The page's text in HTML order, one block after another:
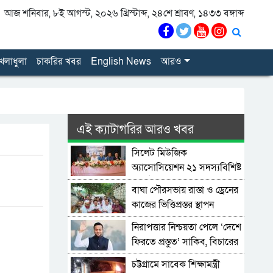
আজ শনিবার, ৮ই আগস্ট, ২০২৬ খ্রিস্টাব্দ, ২৪শে শ্রাবণ, ১৪৩৩ বঙ্গাব্দ
চাকরির খবর English News আরও
এই ক্যাটাগরির আরও খবর
সিলেট মিউজিক
অ্যাসোসিয়েশন ২১ সদস্যবিশিষ্ট
প্রতিষ্ঠাকালীন কমিটি ঘোষণা
বাঘা পৌরসভায় রাস্তা ও ড্রেনের
কাজের ভিত্তিপ্রস্তর স্থাপন
করলেন-এমপি চাঁদ
নিরাপত্তার নিশ্চয়তা পেলে ‘দেশে
ফিরতে প্রস্তুত’ সাকিব, বিচারের
মুখোমুখি হতেও ভয় নেই
চট্টগ্রামে সাবেক শিক্ষামন্ত্রী